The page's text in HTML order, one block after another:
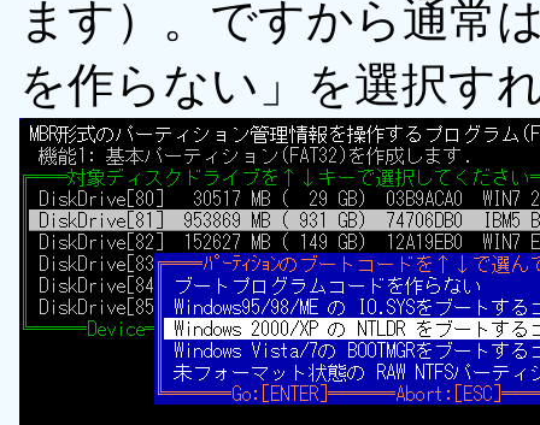
ます）。ですから通常
を作らない」を選択す